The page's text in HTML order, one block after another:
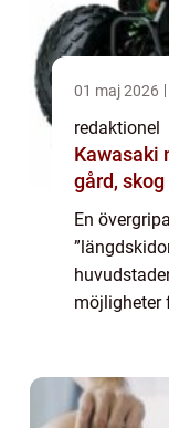
01 maj 2026
redaktionel
Kawasaki
gård,
En
möjligheter